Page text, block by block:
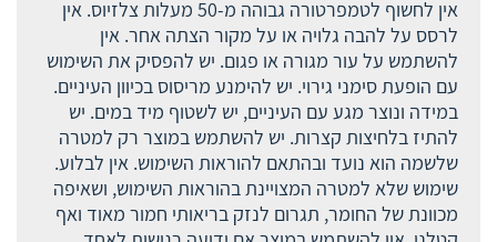
אין לחשוף לטמפרטורה גבוהה מ-50 מעלות צלזיוס. אין
לרסס על להבה גלויה או על מקור הצתה אחר. אין
להשתמש על עור מגורה או פגום. יש להפסיק את השימוש
עם הופעת סימני גירוי. יש להימנע מריסוס בכיוון העיניים.
במידה ונוצר מגע עם העיניים, יש לשטוף מיד במים. יש
להתיז בלחיצות קצרות. יש להשתמש במוצר רק למטרה
שלשמה הוא נועד ובהתאם להוראות השימוש. אין לבלוע.
שימוש שלא למטרה המצויינת בהוראות השימוש, ושאיפה
מכוונת של החומר, תגרום לנזק בריאותי חמור מאוד ואף